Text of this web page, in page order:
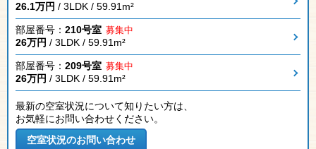
26.1万円 / 3LDK / 59.91m²
部屋番号： 210号室 募集中
26万円 / 3LDK / 59.91m²
部屋番号： 209号室 募集中
26万円 / 3LDK / 59.91m²
最新の空室状況について知りたい方は、
お気軽にお問い合わせください。